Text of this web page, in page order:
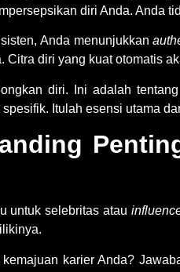
diri Anda. Anda
Anda menunjukkan
Citra diri yang kuat otomatis
diri. Ini adalah
Itulah esensi utama
untuk selebritas atau
kemajuan karier Anda?